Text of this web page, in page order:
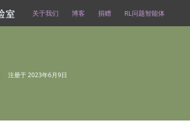
关于我们 博客 捐赠 RL问题智能体
注册于2023年6月9日